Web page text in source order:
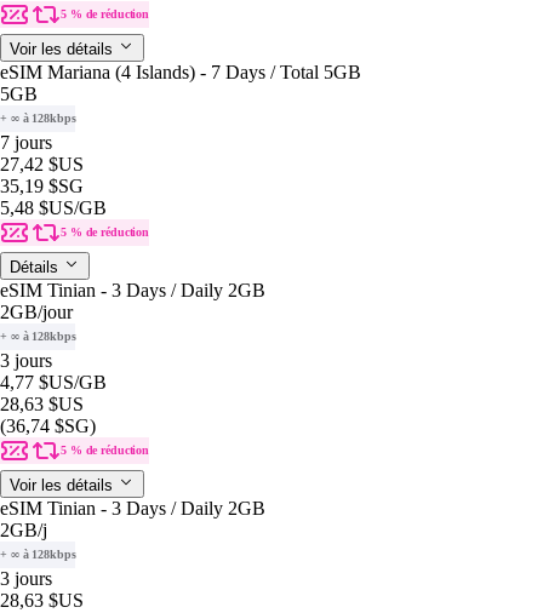
5 % de réduction
Voir les détails
eSIM Mariana (4 Islands) - 7 Days / Total 5GB
5GB
+ ∞ à 128kbps
7 jours
27,42 $US
35,19 $SG
5,48 $US/GB
5 % de réduction
Détails
eSIM Tinian - 3 Days / Daily 2GB
2GB/jour
+ ∞ à 128kbps
3 jours
4,77 $US/GB
28,63 $US
(36,74 $SG)
5 % de réduction
Voir les détails
eSIM Tinian - 3 Days / Daily 2GB
2GB/j
+ ∞ à 128kbps
3 jours
28,63 $US